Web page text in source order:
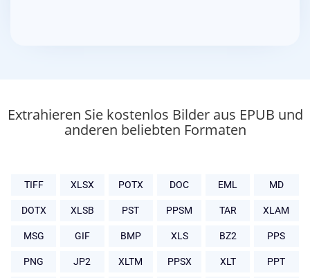
Extrahieren Sie kostenlos Bilder aus EPUB und
anderen beliebten Formaten
TIFF XLSX POTX DOC EML MD
DOTX XLSB PST PPSM TAR XLAM
MSG GIF BMP XLS BZ2 PPS
PNG JP2 XLTM PPSX XLT PPT